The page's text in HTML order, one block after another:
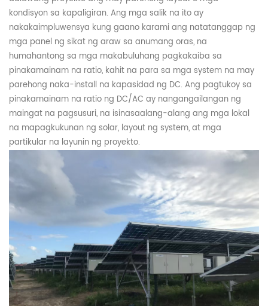
kondisyon sa kapaligiran. Ang mga salik na ito ay
nakakaimpluwensya kung gaano karami ang natatanggap ng
mga panel ng sikat ng araw sa anumang oras, na
humahantong sa mga makabuluhang pagkakaiba sa
pinakamainam na ratio, kahit na para sa mga system na may
parehong naka-install na kapasidad ng DC. Ang pagtukoy sa
pinakamainam na ratio ng DC/AC ay nangangailangan ng
maingat na pagsusuri, na isinasaalang-alang ang mga lokal
na mapagkukunan ng solar, layout ng system, at mga
partikular na layunin ng proyekto.